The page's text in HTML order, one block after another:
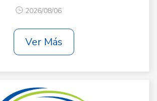
2026/08/06
Ver Más